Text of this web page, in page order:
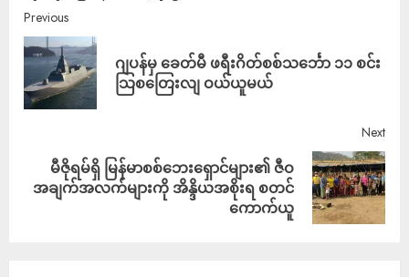
Previous
ဂျပန်မှ ခေတ်မီ ဖရီးဂိတ်စစ်သင်္ဘော ၁၁ စင်း
သြစတြေးလျ ဝယ်ယူမယ်
Next
မီဇိုရမ်ရှိ မြန်မာစစ်ဘေးရှောင်များ၏ ဇီဝ
အချက်အလက်များကို အိန္ဒိယအစိုးရ စတင်
ကောက်ယူ